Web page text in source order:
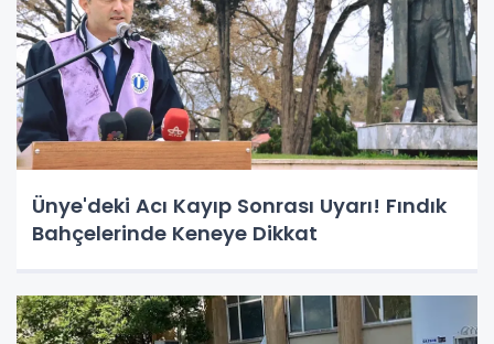
Ünye'deki Acı Kayıp Sonrası Uyarı! Fındık
Bahçelerinde Keneye Dikkat